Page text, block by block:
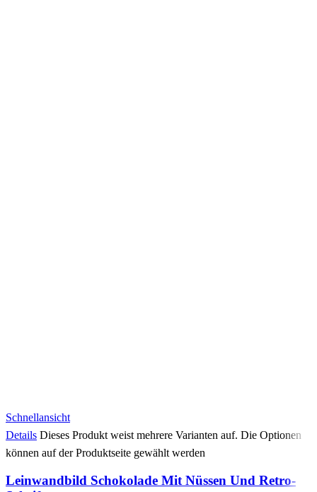
Schnellansicht
Details Dieses Produkt weist mehrere Varianten auf. Die Optionen
können auf der Produktseite gewählt werden
Leinwandbild Schokolade Mit Nüssen Und Retro-